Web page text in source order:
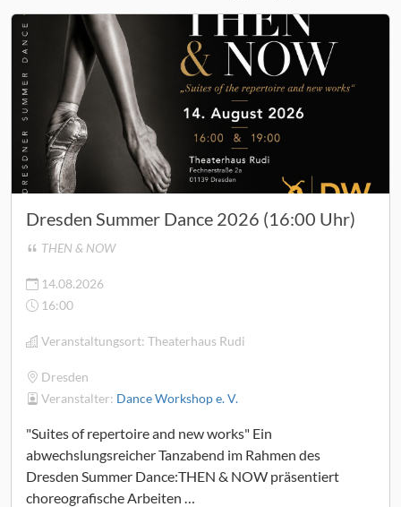
Dresden Summer Dance 2026 (16:00 Uhr)
THEN & NOW
14.08.2026
16:00
Veranstaltungsort: Theaterhaus Rudi
Dresden
Veranstalter: Dance Workshop e. V.
"Suites of repertoire and new works" Ein
abwechslungsreicher Tanzabend im Rahmen des
Dresden Summer Dance:THEN & NOW präsentiert
choreografische Arbeiten …